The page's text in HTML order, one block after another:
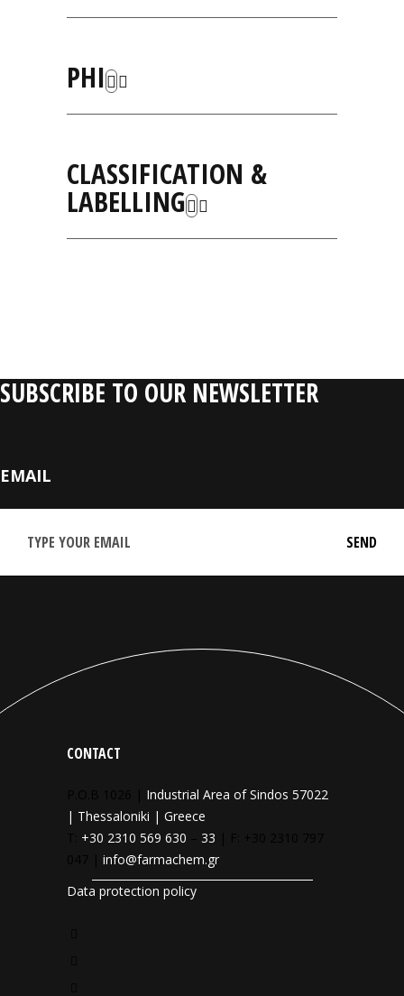
PHI
CLASSIFICATION &
LABELLING
SUBSCRIBE TO OUR NEWSLETTER
EMAIL
CONTACT
Industrial Area of Sindos 57022
| Thessaloniki | Greece
+30 2310 569 630 33
info@farmachem.gr
Data protection policy